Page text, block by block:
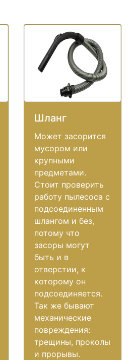
Шланг
Может засорится
мусором или
крупными
предметами.
Стоит проверить
работу пылесоса с
подсоединенным
шлангом и без,
потому что
засоры могут
быть и в
отверстии, к
которому он
подсоединяется.
Так же бывают
механические
повреждения:
трещины, проколы
и прорывы.